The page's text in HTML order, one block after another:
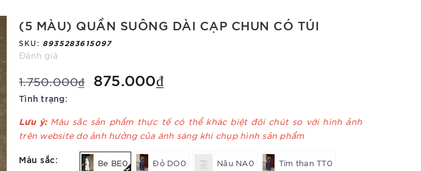
(5 MÀU) QUẦN SUÔNG DÀI CẠP CHUN CÓ TÚI
SKU: 8935283615097
Đánh giá
1.750.000₫ 875.000₫
Tình trạng:
Lưu ý: Màu sắc sản phẩm thực tế có thể khác biệt đôi chút so với hình ảnh
trên website do ảnh hưởng của ánh sáng khi chụp hình sản phẩm
Màu sắc: Be BE0 Đỏ DO0 Nâu NA0 Tím than TT0